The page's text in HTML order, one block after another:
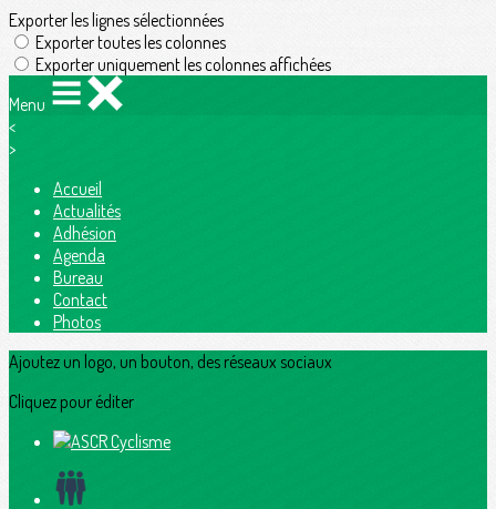
Exporter les lignes sélectionnées
Exporter toutes les colonnes
Exporter uniquement les colonnes affichées
Menu
<
>
Accueil
Actualités
Adhésion
Agenda
Bureau
Contact
Photos
Ajoutez un logo, un bouton, des réseaux sociaux
Cliquez pour éditer